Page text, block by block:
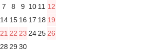
7 8 9 10 11 12
14 15 16 17 18 19
21 22 23 24 25 26
28 2930